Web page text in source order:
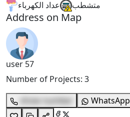
متشطب عداد الكهرباء
Address on Map
user 57
Number of Projects: 3
show number
WhatsApp